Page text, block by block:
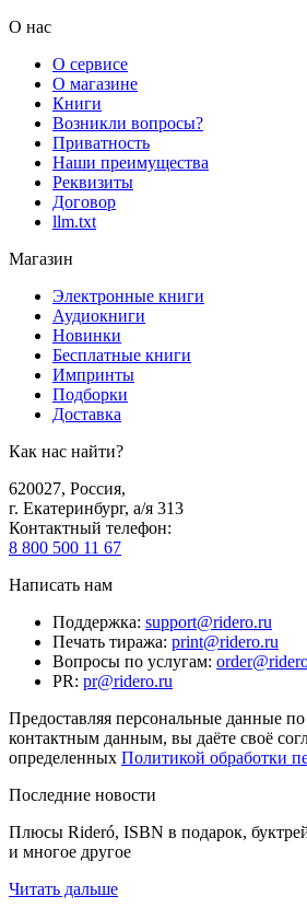
О нас
О сервисе
О магазине
Книги
Возникли вопросы?
Приватность
Наши преимущества
Реквизиты
Договор
llm.txt
Магазин
Электронные книги
Аудиокниги
Новинки
Бесплатные книги
Импринты
Подборки
Доставка
Как нас найти?
620027, Россия,
г. Екатеринбург, а/я 313
Контактный телефон:
8 800 500 11 67
Написать нам
Поддержка: support@ridero.ru
Печать тиража: print@ridero.ru
Вопросы по услугам:
PR: pr@ridero.ru
Предоставляя персональные данные
контактным данным, вы даёте своё
определенных Политикой обработки
Последние новости
Плюсы Rideró, ISBN в подарок,
и многое другое
Читать дальше